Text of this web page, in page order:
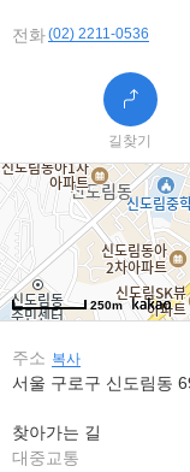
전화(02) 2211-0536
길찾기
250m
주소 복사
서울 구로구 신도림동
찾아가는 길
대중교통